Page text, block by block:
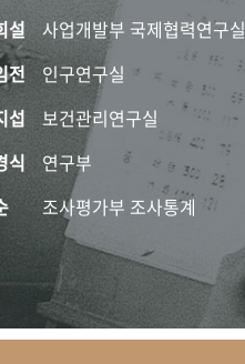
설
사업개발부 국제협력연구실
전
인구연구실
섭
보건관리연구실
식
연구부
조사평가부 조사통계